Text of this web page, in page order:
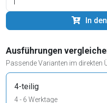
In
Ausführungen
Passende Varianten im direkten
4-teilig
4 - 6 Werktage